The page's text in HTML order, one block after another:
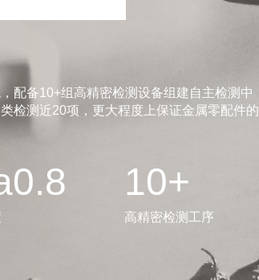
配备10+组高精密检测设备组建自主检测中
检测近20项，更大程度上保证金属零配件的
10+
高精密检测工序